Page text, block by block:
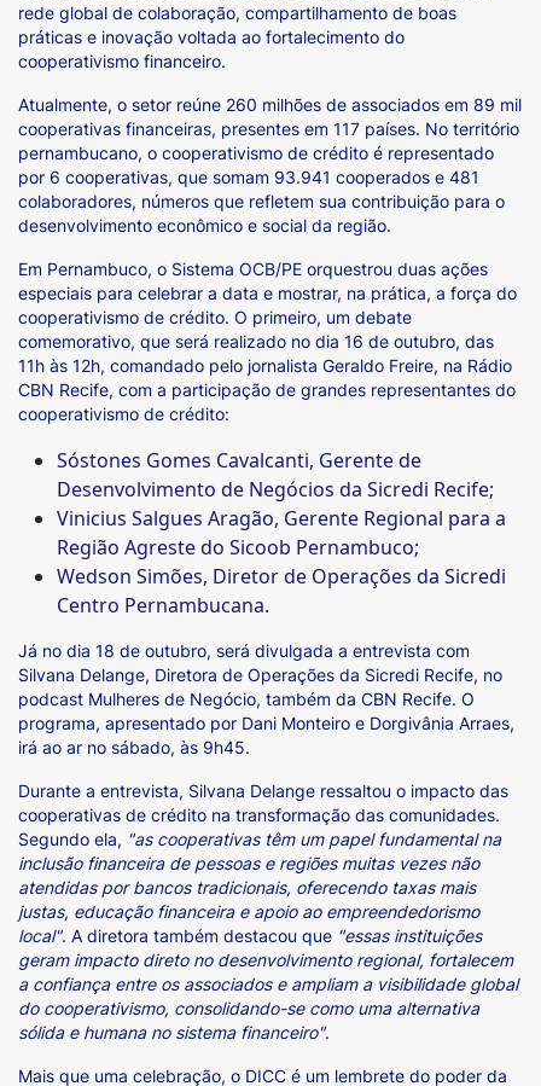
rede global de colaboração, compartilhamento de boas
práticas e inovação voltada ao fortalecimento do
cooperativismo financeiro.
Atualmente, o setor reúne 260 milhões de associados em 89 mil
cooperativas financeiras, presentes em 117 países. No território
pernambucano, o cooperativismo de crédito é representado
por 6 cooperativas, que somam 93.941 cooperados e 481
colaboradores, números que refletem sua contribuição para o
desenvolvimento econômico e social da região.
Em Pernambuco, o Sistema OCB/PE orquestrou duas ações
especiais para celebrar a data e mostrar, na prática, a força do
cooperativismo de crédito. O primeiro, um debate
comemorativo, que será realizado no dia 16 de outubro, das
11h às 12h, comandado pelo jornalista Geraldo Freire, na Rádio
CBN Recife, com a participação de grandes representantes do
cooperativismo de crédito:
Sóstones Gomes Cavalcanti, Gerente de
Desenvolvimento de Negócios da Sicredi Recife;
Vinicius Salgues Aragão, Gerente Regional para a
Região Agreste do Sicoob Pernambuco;
Wedson Simões, Diretor de Operações da Sicredi
Centro Pernambucana.
Já no dia 18 de outubro, será divulgada a entrevista com
Silvana Delange, Diretora de Operações da Sicredi Recife, no
podcast Mulheres de Negócio, também da CBN Recife. O
programa, apresentado por Dani Monteiro e Dorgivânia Arraes,
irá ao ar no sábado, às 9h45.
Durante a entrevista, Silvana Delange ressaltou o impacto das
cooperativas de crédito na transformação das comunidades.
Segundo ela, "as cooperativas têm um papel fundamental na
inclusão financeira de pessoas e regiões muitas vezes não
atendidas por bancos tradicionais, oferecendo taxas mais
justas, educação financeira e apoio ao empreendedorismo
local". A diretora também destacou que "essas instituições
geram impacto direto no desenvolvimento regional, fortalecem
a confiança entre os associados e ampliam a visibilidade global
do cooperativismo, consolidando-se como uma alternativa
sólida e humana no sistema financeiro".
Mais que uma celebração, o DICC é um lembrete do poder da